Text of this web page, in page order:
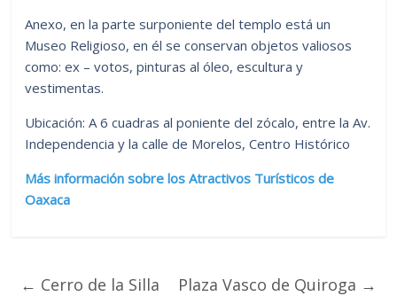
Anexo, en la parte surponiente del templo está un
Museo Religioso, en él se conservan objetos valiosos
como: ex – votos, pinturas al óleo, escultura y
vestimentas.
Ubicación: A 6 cuadras al poniente del zócalo, entre la Av.
Independencia y la calle de Morelos, Centro Histórico
Más información sobre los Atractivos Turísticos de
Oaxaca
← Cerro de la Silla Plaza Vasco de Quiroga →